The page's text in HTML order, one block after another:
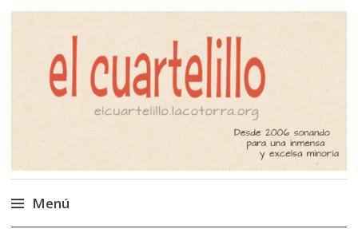
El Cuartelillo
Programa de radio de música
independiente. Podcast
Menú